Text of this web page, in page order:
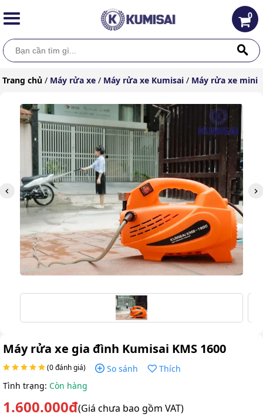
0
Trang chủ / Máy rửa xe / Máy rửa xe Kumisai / Máy rửa xe mini
Máy rửa xe gia đình Kumisai KMS 1600
(0 đánh giá) So sánh
Thích
Tình trạng: Còn hàng
1.600.000đ(Giá chưa bao gồm VAT)